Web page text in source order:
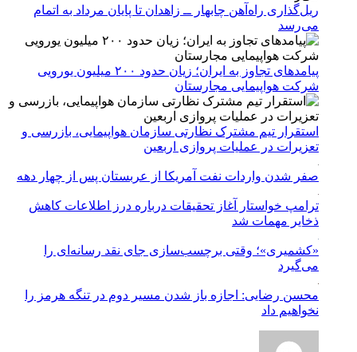
ریل‌گذاری راه‌آهن چابهار ــ زاهدان تا پایان مرداد به اتمام
می‌رسد
پیامدهای تجاوز به ایران؛ زیان حدود ۲۰۰ میلیون یورویی
شرکت هواپیمایی مجارستان
استقرار تیم مشترک نظارتی سازمان هواپیمایی، بازرسی و
تعزیرات در عملیات پروازی اربعین
صفر شدن واردات نفت آمریکا از عربستان پس از چهار دهه
ترامپ خواستار آغاز تحقیقات درباره درز اطلاعات کاهش
ذخایر مهمات شد
«کشمیری»؛ وقتی برچسب‌سازی جای نقد رسانه‌ای را
می‌گیرد
محسن رضایی: اجازه باز شدن مسیر دوم در تنگه هرمز را
نخواهیم داد